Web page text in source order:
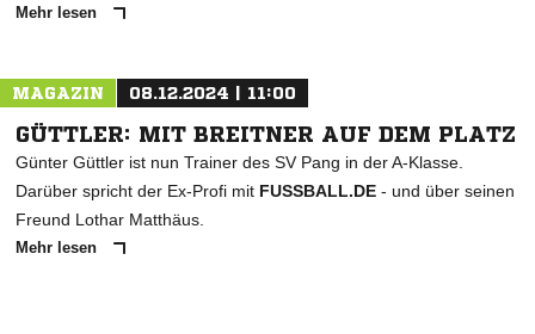
Mehr lesen
MAGAZIN 08.12.2024 | 11:00
GÜTTLER: MIT BREITNER AUF DEM PLATZ
Günter Güttler ist nun Trainer des SV Pang in der A-Klasse.
Darüber spricht der Ex-Profi mit FUSSBALL.DE - und über seinen
Freund Lothar Matthäus.
Mehr lesen